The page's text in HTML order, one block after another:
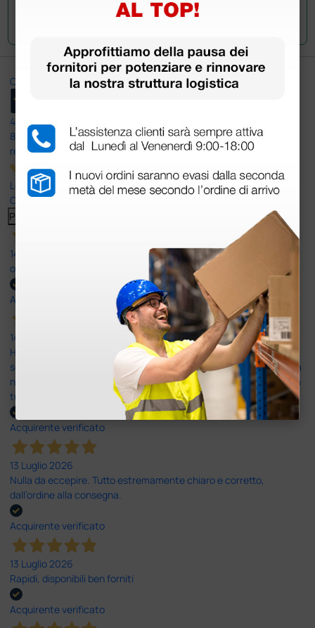
Invia la tua domanda
Ottimo
4,6
8.330
recensioni
Le nostre recensioni a 4 e 5 stelle.
Clicca qui per leggerle tutte >
Precedente
14 Luglio 2026
ottima
Acquirente verificato
14 Luglio 2026
Ho acquistato un ecografo da Doctor Shop e sono rimasto molto
soddisfatto dell'esperienza. Apparecchiatura di qualità, consegna
nei tempi previsti e un servizio clienti disponibile che ha risposto a
tutti i miei dubbi prima dell'acquisto. Consigliato
Acquirente verificato
13 Luglio 2026
Nulla da eccepire. Tutto estremamente chiaro e corretto,
dall’ordine alla consegna.
Acquirente verificato
13 Luglio 2026
Rapidi, disponibili ben forniti
Acquirente verificato